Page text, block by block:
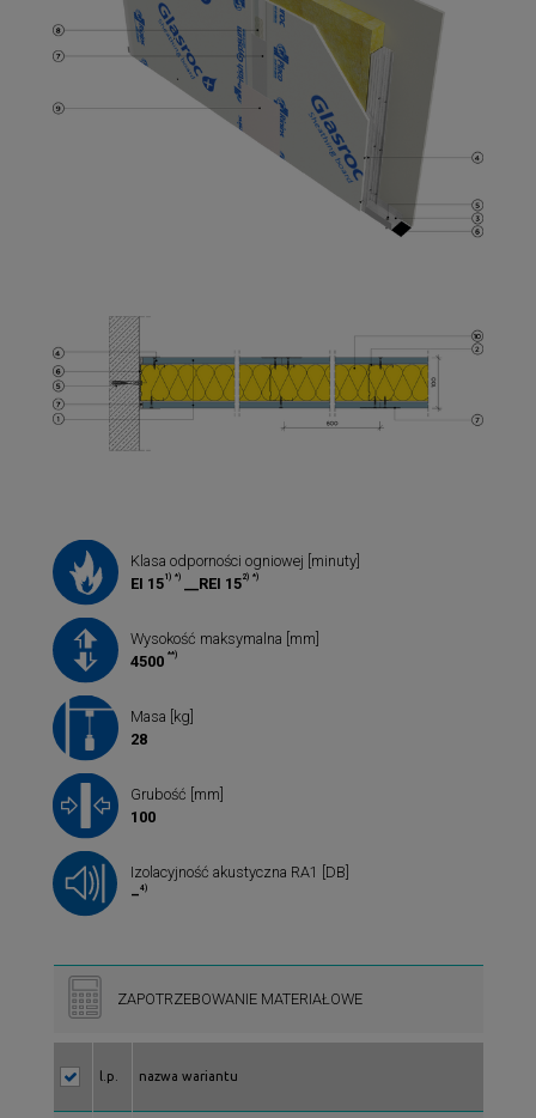
Klasa odporności ogniowej [minuty]
EI 151) *) __REI 152) *)
Wysokość maksymalna [mm]
4500 **)
Masa [kg]
28
Grubość [mm]
100
Izolacyjność akustyczna RA1 [DB]
–4)
ZAPOTRZEBOWANIE MATERIAŁOWE
l.p. nazwa wariantu